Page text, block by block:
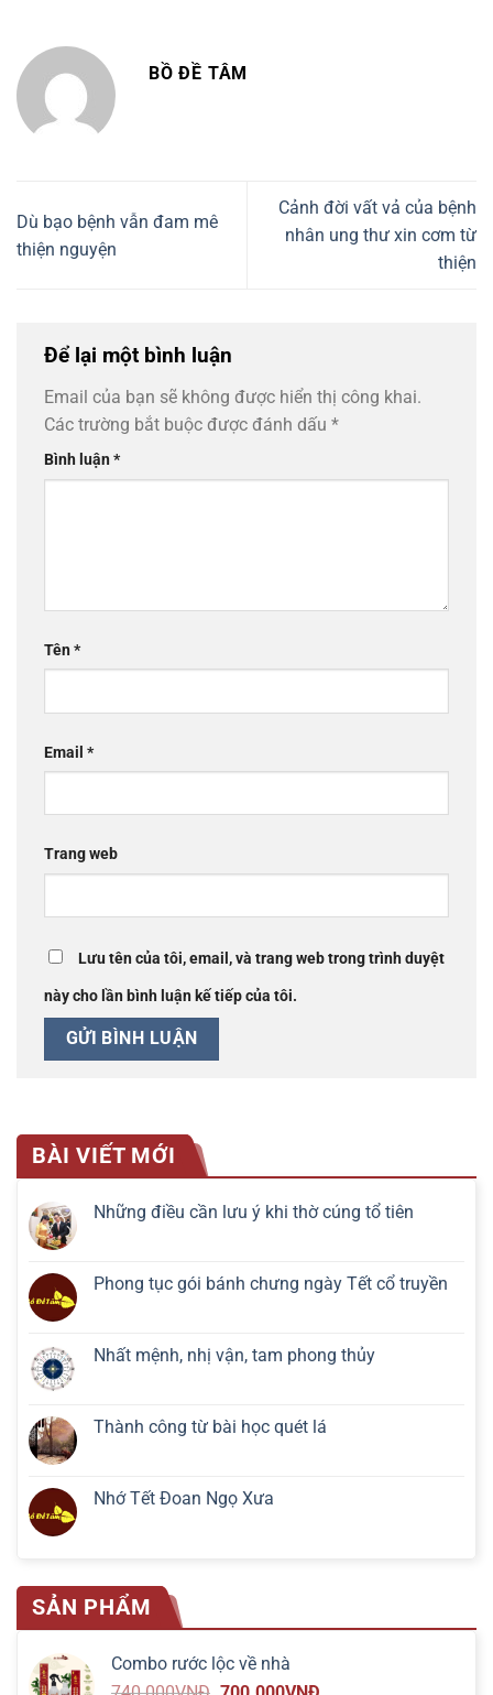
BỒ ĐỀ TÂM
Dù bạo bệnh vẫn đam mê
thiện nguyện
Cảnh đời vất vả của bệnh
nhân ung thư xin cơm từ
thiện
Để lại một bình luận
Email của bạn sẽ không được hiển thị công khai.
Các trường bắt buộc được đánh dấu *
Bình luận*
Tên*
Email *
Trang web
Lưu tên của tôi, email, và trang web trong trình duyệt
này cho lần bình luận kế tiếp của tôi.
BÀI VIẾT MỚI
Những điều cần lưu ý khi thờ cúng tổ tiên
Phong tục gói bánh chưng ngày Tết cổ truyền
Nhất mệnh, nhị vận, tam phong thủy
Thành công từ bài học quét lá
Nhớ Tết Đoan Ngọ Xưa
SẢN PHẨM
Combo rước lộc về nhà